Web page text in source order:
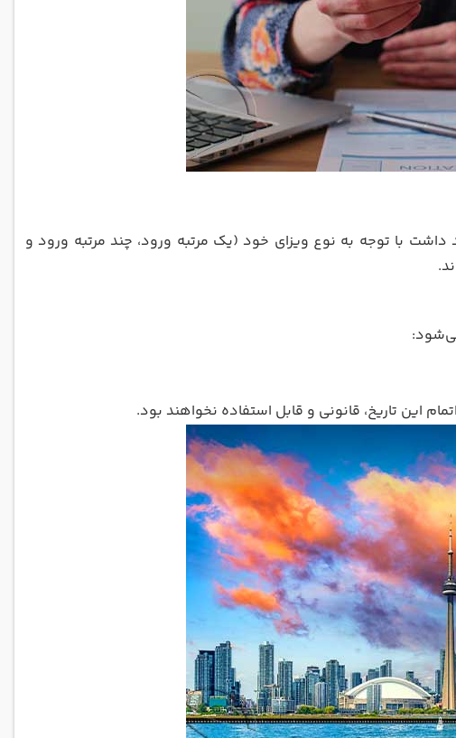
با توجه به نوع ویزای خود (یک مرتبه ورود، چند مرتبه ورود و
این تاریخ، قانونی و قابل استفاده نخواهند بود.